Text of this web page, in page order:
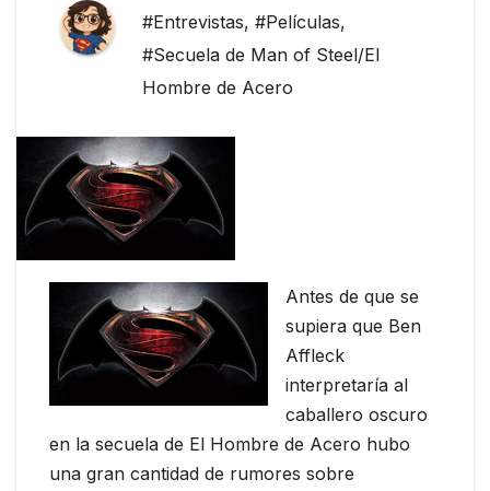
#Entrevistas, #Películas,
#Secuela de Man of Steel/El
Hombre de Acero
Antes de que se
supiera que Ben
Affleck
interpretaría al
caballero oscuro
en la secuela de El Hombre de Acero hubo
una gran cantidad de rumores sobre